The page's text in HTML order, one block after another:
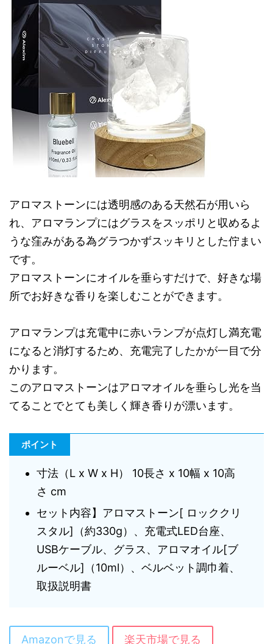
アロマストーンには透明感のある天然石が用いら
れ、アロマランプにはグラスをスッポリと収めるよ
うな窪みがある為グラつかずスッキリとした佇まい
です。
アロマストーンにオイルを垂らすだけで、好きな場
所でお好きな香りを楽しむことができます。
アロマランプは充電中に赤いランプが点灯し満充電
になると消灯するため、充電完了したかが一目で分
かります。
このアロマストーンはアロマオイルを垂らし光を当
てることでとても美しく輝き香りが漂います。
ポイント
寸法（L x W x H） 10長さ x 10幅 x 10高
さ cm
セット内容】アロマストーン[ ロッククリ
スタル]（約330g）、充電式LED台座、
USBケーブル、グラス、アロマオイル[ブ
ルーベル]（10ml）、ベルベット調巾着、
取扱説明書
Amazonで見る 楽天市場で見る